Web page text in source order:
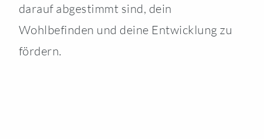
darauf abgestimmt sind, dein
Wohlbefinden und deine Entwicklung zu
fördern.